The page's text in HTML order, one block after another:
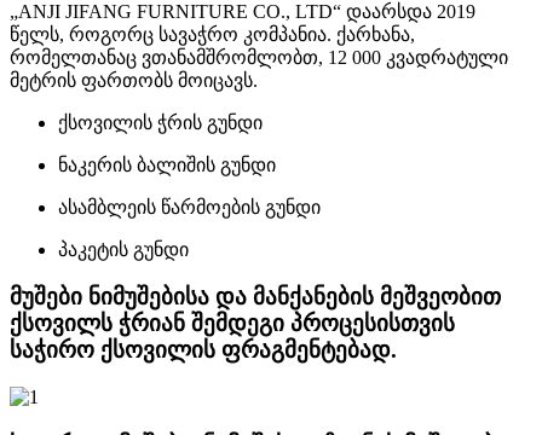
„ANJI JIFANG FURNITURE CO., LTD“ დაარსდა 2019
წელს, როგორც სავაჭრო კომპანია. ქარხანა,
რომელთანაც ვთანამშრომლობთ, 12 000 კვადრატული
მეტრის ფართობს მოიცავს.
ქსოვილის ჭრის გუნდი
ნაკერის ბალიშის გუნდი
ასამბლეის წარმოების გუნდი
პაკეტის გუნდი
მუშები ნიმუშებისა და მანქანების მეშვეობით
ქსოვილს ჭრიან შემდეგი პროცესისთვის
საჭირო ქსოვილის ფრაგმენტებად.